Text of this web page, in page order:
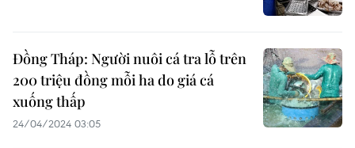
Đồng Tháp: Người nuôi cá tra lỗ trên
200 triệu đồng mỗi ha do giá cá
xuống thấp
24/04/2024 03:05